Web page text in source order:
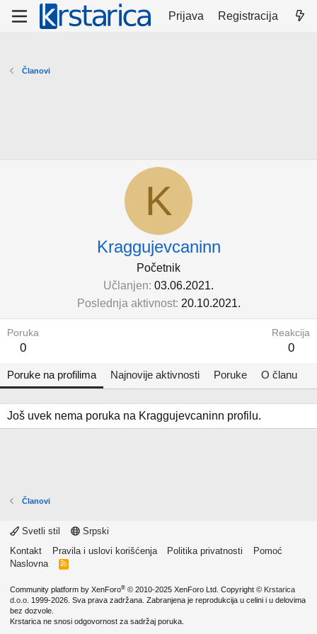
Prijava Registracija
Članovi
K
Kraggujevcaninn
Početnik
Učlanjen 03.06.2021.
Poslednja aktivnost 20.10.2021.
Poruka
0
Reakcija
0
Poruke na profilima Najnovije aktivnosti Poruke O članu
Još uvek nema poruka na Kraggujevcaninn profilu.
Članovi
Svetli stil
Srpski
Kontakt
Pravila i uslovi korišćenja Politika privatnosti
Pomoć
Naslovna
R
Community platform by XenForo® © 2010-2025 XenForo Ltd. Copyright © Krstarica
d.o.o. 1999-2026. Sva prava zadržana. Zabranjena je reprodukcija u celini i u delovima
bez dozvole.
Krstarica ne snosi odgovornost za sadržaj poruka.